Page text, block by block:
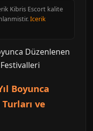
Kibris Escort kalite
Icerik
Boyunca
ve